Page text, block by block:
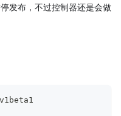
发布，不过控制器还是会做